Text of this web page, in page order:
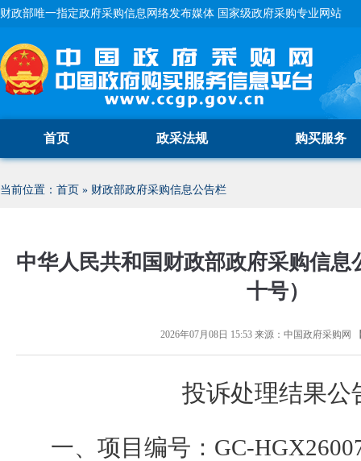
财政部唯一指定政府采购信息网络发布媒体 国家级政府采购专业网站
首页 政采法规 购买服务
当前位置： 首页 » 财政部政府采购信息公告栏
中华人民共和国财政部政府采购信息
十号）
2026年07月08日 15:53来源： 中国政府采购网
投诉处理结果公
一、项目编号： GC-